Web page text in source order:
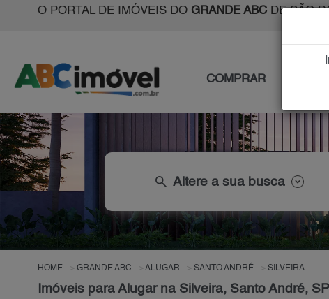
O PORTAL DE IMÓVEIS DO GRANDE ABCDE SÃO
COMPRAR
search Altere a sua busca
HOME GRANDE ABC ALUGAR SANTO ANDRÉ SILVEIRA
Imóveis para Alugar na Silveira, Santo André, SP